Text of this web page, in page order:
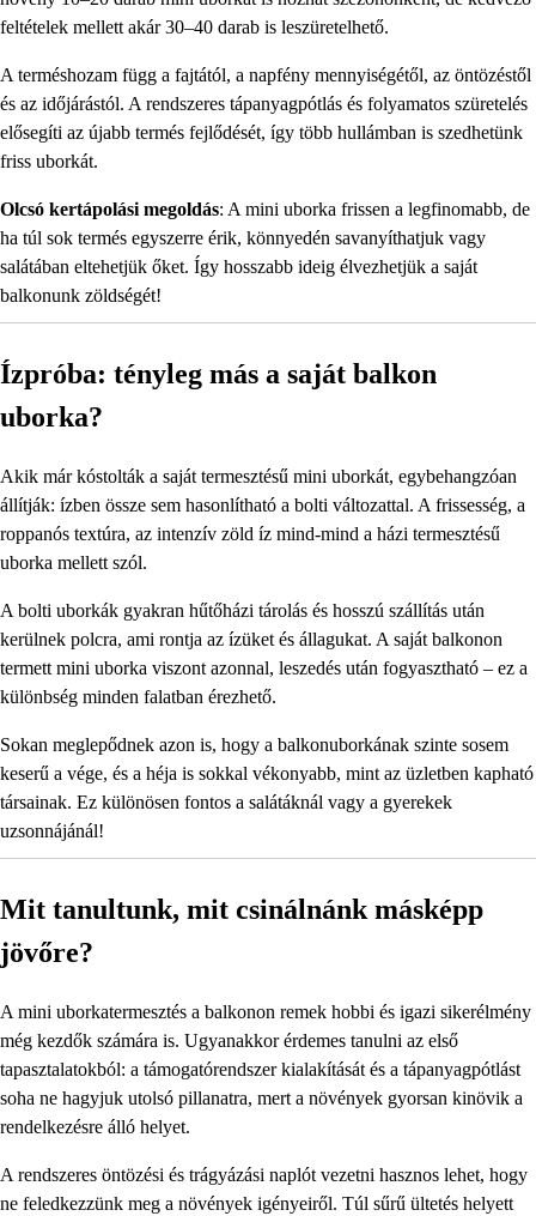
feltételek mellett akár 30–40 darab is leszüretelhető.
A terméshozam függ a fajtától, a napfény mennyiségétől, az öntözéstől
és az időjárástól. A rendszeres tápanyagpótlás és folyamatos szüretelés
elősegíti az újabb termés fejlődését, így több hullámban is szedhetünk
friss uborkát.
Olcsó kertápolási megoldás: A mini uborka frissen a legfinomabb, de
ha túl sok termés egyszerre érik, könnyedén savanyíthatjuk vagy
salátában eltehetjük őket. Így hosszabb ideig élvezhetjük a saját
balkonunk zöldségét!
Ízpróba: tényleg más a saját balkon
uborka?
Akik már kóstolták a saját termesztésű mini uborkát, egybehangzóan
állítják: ízben össze sem hasonlítható a bolti változattal. A frissesség, a
roppanós textúra, az intenzív zöld íz mind-mind a házi termesztésű
uborka mellett szól.
A bolti uborkák gyakran hűtőházi tárolás és hosszú szállítás után
kerülnek polcra, ami rontja az ízüket és állagukat. A saját balkonon
termett mini uborka viszont azonnal, leszedés után fogyasztható – ez a
különbség minden falatban érezhető.
Sokan meglepődnek azon is, hogy a balkonuborkának szinte sosem
keserű a vége, és a héja is sokkal vékonyabb, mint az üzletben kapható
társainak. Ez különösen fontos a salátáknál vagy a gyerekek
uzsonnájánál!
Mit tanultunk, mit csinálnánk másképp
jövőre?
A mini uborkatermesztés a balkonon remek hobbi és igazi sikerélmény
még kezdők számára is. Ugyanakkor érdemes tanulni az első
tapasztalatokból: a támogatórendszer kialakítását és a tápanyagpótlást
soha ne hagyjuk utolsó pillanatra, mert a növények gyorsan kinövik a
rendelkezésre álló helyet.
A rendszeres öntözési és trágyázási naplót vezetni hasznos lehet, hogy
ne feledkezzünk meg a növények igényeiről. Túl sűrű ültetés helyett